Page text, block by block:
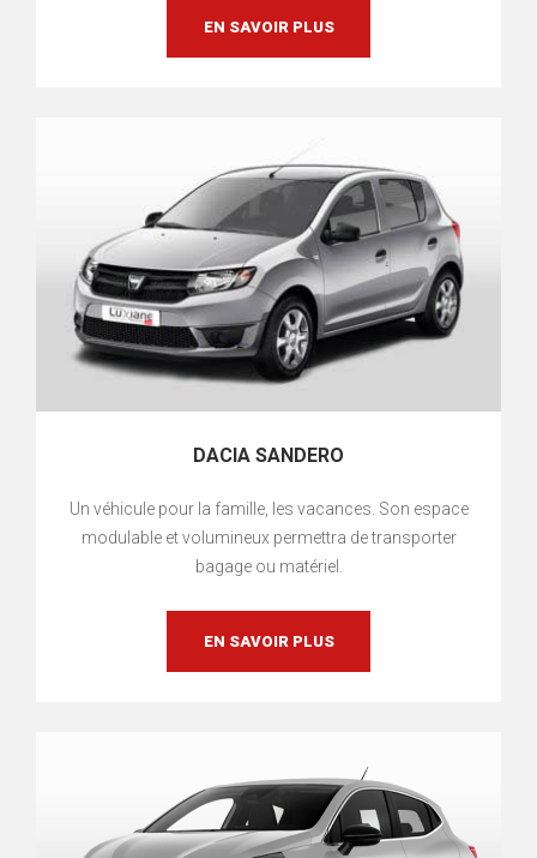
EN SAVOIR PLUS
DACIA SANDERO
Un véhicule pour la famille, les vacances. Son espace
modulable et volumineux permettra de transporter
bagage ou matériel.
EN SAVOIR PLUS